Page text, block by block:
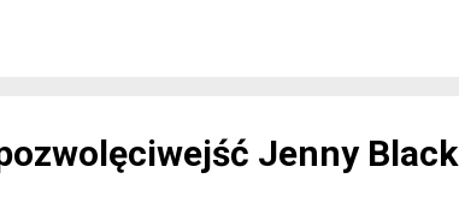
512 stron. Jeżeli o mnie chodzi, nie uważam, że
Jenny